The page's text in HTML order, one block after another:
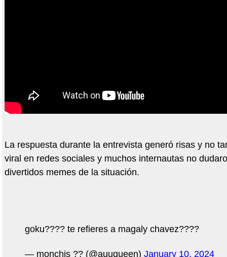
La respuesta durante la entrevista generó risas y no
viral en redes sociales y muchos internautas no
divertidos memes de la situación.
goku???? te refieres a magaly chavez????
— monchis ?? (@auuqueen) January 10, 2024